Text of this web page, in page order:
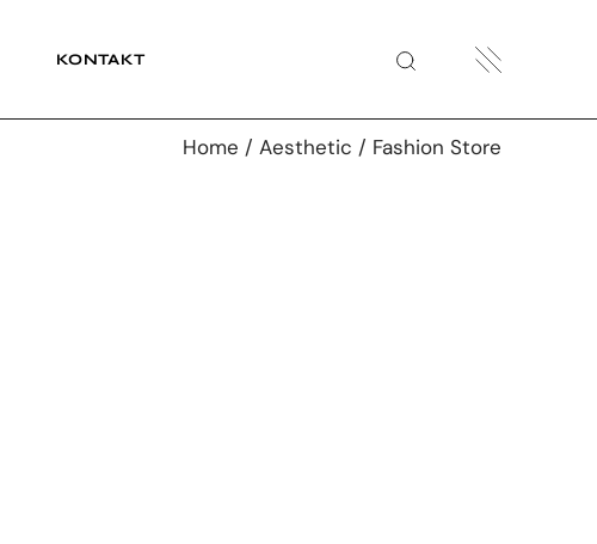
KONTAKT
Home Aesthetic Fashion Store